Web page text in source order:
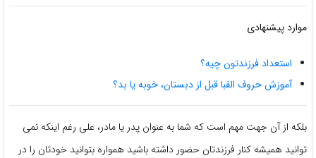
موارد پیشنهادی
استعداد فرزندتون چیه؟
آموزش حروف الفبا قبل از دبستان، خوبه یا بد؟
بلکه از آن جهت مهم است که شما به عنوان پدر یا مادر، علی رغم اینکه نمی
توانید همیشه کنار فرزندتان حضور داشته باشید همواره بتوانید خودتان را در